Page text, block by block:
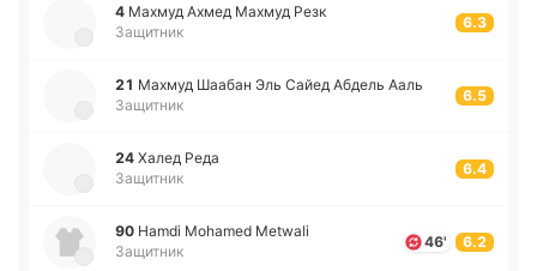
4 Махмуд Ахмед Махмуд Резк
Защитник
6.3
21 Махмуд Шаабан Эль Сайед Абдель Ааль
Защитник
6.5
24 Халед Реда
Защитник
6.4
90 Hamdi Mohamed Metwali
Защитник
46' 6.2